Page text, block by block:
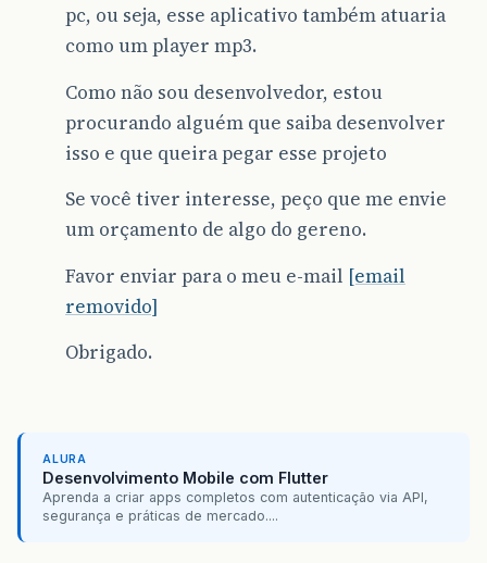
pc, ou seja, esse aplicativo também atuaria
como um player mp3.
Como não sou desenvolvedor, estou
procurando alguém que saiba desenvolver
isso e que queira pegar esse projeto
Se você tiver interesse, peço que me envie
um orçamento de algo do gereno.
Favor enviar para o meu e-mail [email
removido]
Obrigado.
ALURA
Desenvolvimento Mobile com Flutter
Aprenda a criar apps completos com autenticação via API,
segurança e práticas de mercado....